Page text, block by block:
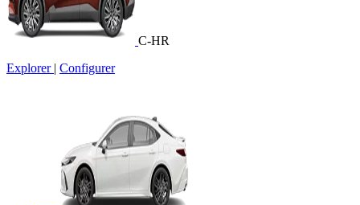
C-HR
Explorer | Configurer